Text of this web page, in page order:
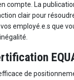
compte. La
clair pour
employé.e.s que
de